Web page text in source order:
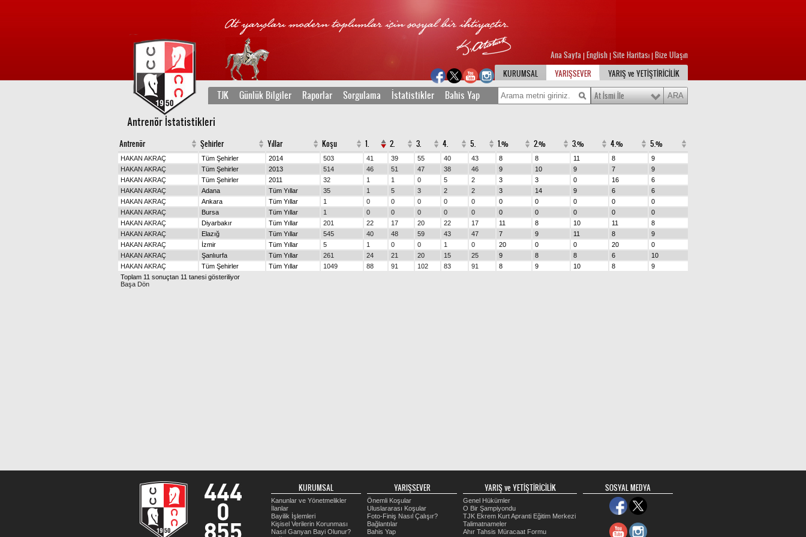
Ana Sayfa English Site Haritası Bize Ulaşın
KURUMSAL
YARIŞSEVER YARIŞ ve YETİŞTİRİCİLİK
TJK Günlük Bilgiler Raporlar Sorgulama İstatistikler Bahis Yap At İsmi İle
Antrenör İstatistikleri
Antrenör Şehirler Yıllar Koşu 1. 2. 3. 4. 5. 1.% 2.% 3.% 4.% 5.%
HAKAN AKRAÇ Tüm Şehirler 2014 503 41 39 55 40 43 8 8 11 8
9
HAKAN AKRAÇ
Tüm Şehirler 2013 514 46 51 47 38 46 9 10 9 7
9
HAKAN AKRAÇ
Tüm Şehirler 2011 32 1 1 0 5 2 3 3 0 16
6
HAKAN AKRAÇ
Adana Tüm Yıllar 35 1 5 3 2 2 3 14 9 6
6
HAKAN AKRAÇ
Ankara Tüm Yıllar 1 0 0 0 0 0 0 0 0 0
0
HAKAN AKRAÇ
Bursa Tüm Yıllar 1 0 0 0 0 0 0 0 0 0
0
HAKAN AKRAÇ
Diyarbakır Tüm Yıllar 201 22 17 20 22 17 11 8 10 11
8
HAKAN AKRAÇ
Elazığ Tüm Yıllar 545 40 48 59 43 47 7 9 11 8
9
HAKAN AKRAÇ
İzmir Tüm Yıllar 5 1 0 0 1 0 20 0 0 20
0
HAKAN AKRAÇ
Şanlıurfa Tüm Yıllar 261 24 21 20 15 25 9 8 8 6
10
HAKAN AKRAÇ
Tüm Şehirler Tüm Yıllar 1049 88 91 102 83 91 8 9 10 8
9
Toplam 11 sonuçtan 11 tanesi gösteriliyor
Başa Dön
KURUMSAL
Kanunlar ve Yönetmelikler
İlanlar
Bayilik İşlemleri
Kişisel Verilerin Korunması
Nasıl Ganyan Bayi Olunur?
YARIŞSEVER
Önemli Koşular
Uluslararası Koşular
Foto-Finiş Nasıl Çalışır?
Bağlantılar
Bahis Yap
YARIŞ ve YETİŞTİRİCİLİK
Genel Hükümler
O Bir Şampiyondu
TJK Ekrem Kurt Apranti Eğitim Merkezi
Talimatnameler
Ahır Tahsis Müracaat Formu
SOSYAL MEDYA